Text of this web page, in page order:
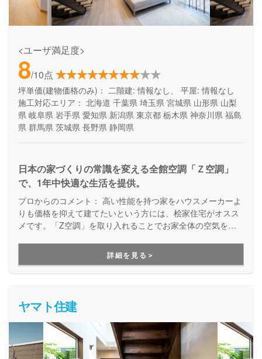
<ユーザ満足度>
8/10点
坪単価(建物価格のみ)： 二階建: 情報なし、 平屋: 情報なし
施工対応エリア： 北海道 千葉県 埼玉県 宮城県 山形県 山梨
県 岐阜県 岩手県 愛知県 新潟県 東京都 栃木県 神奈川県 福島
県 群馬県 茨城県 長野県 静岡県
日本の家づくりの常識を変える全館空調「Ｚ空調」
で、1年中快適な生活を提供。
プロからのコメント： 高い性能を持つ家をハウスメーカーよ
りも価格を抑えて建てたいという方には、桧家住宅がオスス
メです。「Z空調」を取り入れることでお家全体の空気を循
まいづくりをしています。Z空調の性能を体験できる施設も
あるので、体験した上で納得してお家づくりを進めることが
出来ます。是非一度、実際に足を運んで体験してみてくださ
詳細を見る＞
ヤマト住建